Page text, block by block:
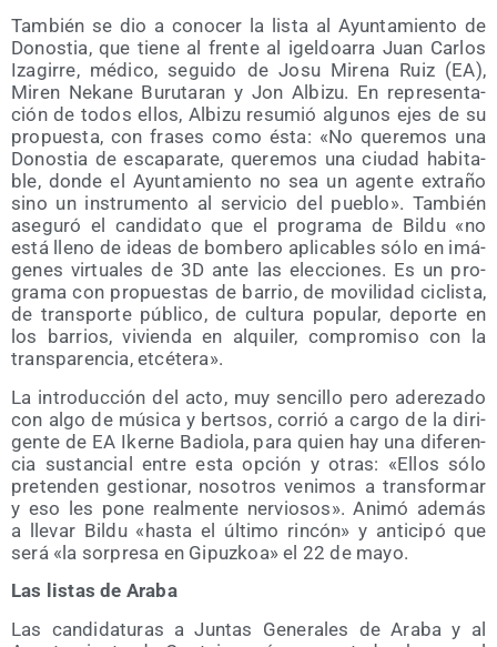
Tam­bién se dio a cono­cer la lis­ta al Ayun­ta­mien­to de
Donos­tia, que tie­ne al fren­te al igel­doa­rra Juan Car­los
Iza­gi­rre, médi­co, segui­do de Josu Mire­na Ruiz (EA),
Miren Neka­ne Buru­ta­ran y Jon Albi­zu. En repre­sen­ta­
ción de todos ellos, Albi­zu resu­mió algu­nos ejes de su
pro­pues­ta, con fra­ses como ésta: «No que­re­mos una
Donos­tia de esca­pa­ra­te, que­re­mos una ciu­dad habi­ta­
ble, don­de el Ayun­ta­mien­to no sea un agen­te extra­ño
sino un ins­tru­men­to al ser­vi­cio del pue­blo». Tam­bién
ase­gu­ró el can­di­da­to que el pro­gra­ma de Bil­du «no
está lleno de ideas de bom­be­ro apli­ca­bles sólo en imá­
ge­nes vir­tua­les de 3D ante las elec­cio­nes. Es un pro­
gra­ma con pro­pues­tas de barrio, de movi­li­dad ciclis­ta,
de trans­por­te públi­co, de cul­tu­ra popu­lar, depor­te en
los barrios, vivien­da en alqui­ler, com­pro­mi­so con la
trans­pa­ren­cia, etcétera».
La intro­duc­ción del acto, muy sen­ci­llo pero ade­re­za­do
con algo de músi­ca y ber­tsos, corrió a car­go de la diri­
gen­te de EA Iker­ne Badio­la, para quien hay una dife­ren­
cia sus­tan­cial entre esta opción y otras: «Ellos sólo
pre­ten­den ges­tio­nar, noso­tros veni­mos a trans­for­mar
y eso les pone real­men­te ner­vio­sos». Ani­mó ade­más
a lle­var Bil­du «has­ta el últi­mo rin­cón» y anti­ci­pó que
será «la sor­pre­sa en Gipuz­koa» el 22 de mayo.
Las lis­tas de Araba
Las can­di­da­tu­ras a Jun­tas Gene­ra­les de Ara­ba y al